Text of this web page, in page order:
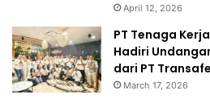
April 12, 2026
PT Tenaga
Hadiri
dari PT Transafe
March 17, 2026